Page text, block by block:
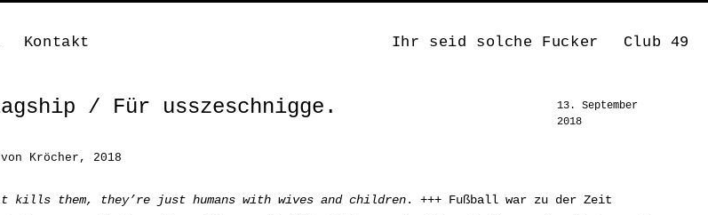
Kontakt Ihr seid solche Fucker Club 49
/ Für usszeschnigge.
13. September
2018
von Kröcher, 2018
them, they’re just humans with wives and children. +++ Fußball war zu der Zeit